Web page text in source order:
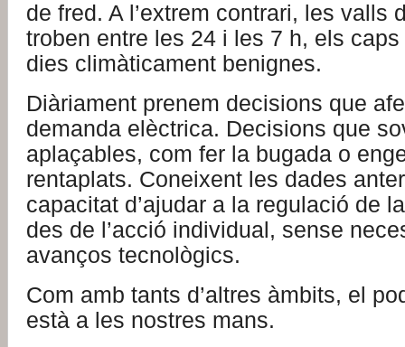
de fred. A l’extrem contrari, les valls
troben entre les 24 i les 7 h, els
dies climàticament benignes.
Diàriament prenem decisions que
demanda elèctrica. Decisions que
aplaçables, com fer la bugada o
rentaplats. Coneixent les dades
capacitat d’ajudar a la regulació de
des de l’acció individual, sense
avanços tecnològics.
Com amb tants d’altres àmbits, el
està a les nostres mans.